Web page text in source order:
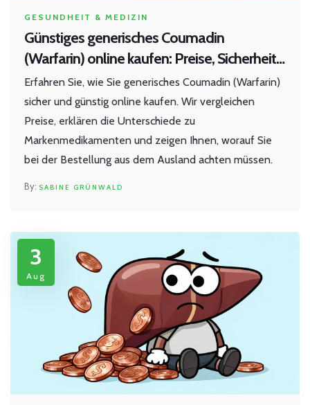
GESUNDHEIT & MEDIZIN
Günstiges generisches Coumadin
(Warfarin) online kaufen: Preise, Sicherheit
& Anleitung
Erfahren Sie, wie Sie generisches Coumadin (Warfarin)
sicher und günstig online kaufen. Wir vergleichen
Preise, erklären die Unterschiede zu
Markenmedikamenten und zeigen Ihnen, worauf Sie
bei der Bestellung aus dem Ausland achten müssen.
SABINE GRÜNWALD
3
Aug